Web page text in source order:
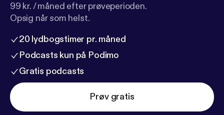
99 kr. / måned efter prøveperioden.
Opsig når som helst.
20 lydbogstimer pr. måned
Podcasts kun på Podimo
Gratis podcasts
Prøv gratis